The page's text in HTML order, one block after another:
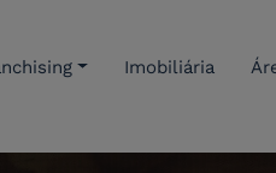
Imobiliária